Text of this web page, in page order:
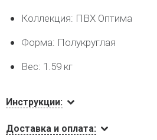
Коллекция: ПВХ Оптима
Форма: Полукруглая
Вес: 1.59 кг
Инструкции:
Доставка и оплата: